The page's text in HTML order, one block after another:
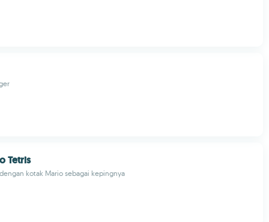
Tetris
kotak Mario sebagai kepingnya